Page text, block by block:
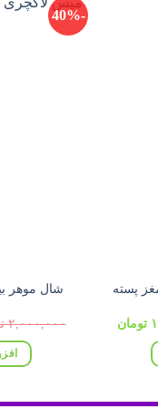
پسته
۲,۰۰۰,۰۰۰ تومان
تومان
-40%
شال موهر
۲,۰۰۰,۰۰۰